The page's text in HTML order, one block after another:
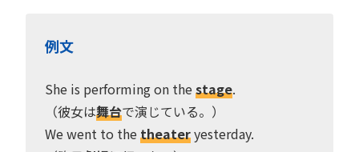
例文
She is performing on thestage.
（彼女は舞台で演じている。）
We went to thetheateryesterday.